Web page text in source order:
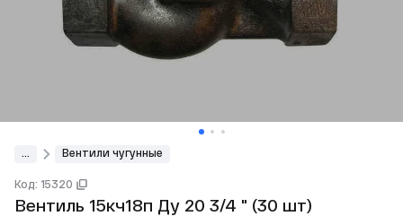
... Вентили чугунные
Код: 15320
Вентиль 15кч18п Ду 20 3/4 " (30 шт)